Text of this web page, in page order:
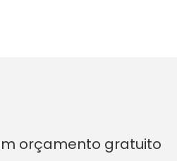
orçamento gratuito